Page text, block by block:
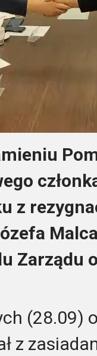
z
Zarządu
(28.09)
z